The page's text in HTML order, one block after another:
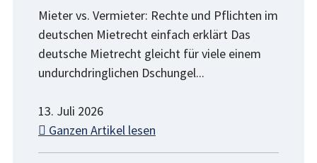
Mieter vs. Vermieter: Rechte und Pflichten im
deutschen Mietrecht einfach erklärt Das
deutsche Mietrecht gleicht für viele einem
undurchdringlichen Dschungel...
13. Juli 2026
Ganzen Artikel lesen